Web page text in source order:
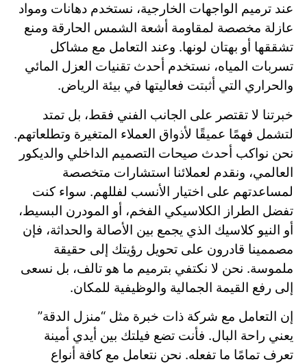
عند ترميم الواجهات الخارجية، نستخدم دهانات ومواد
عازلة مخصصة لمقاومة أشعة الشمس الحارقة ومنع
تشققها أو بهتان لونها. وعند التعامل مع مشاكل
تسربات المياه، نستخدم أحدث تقنيات العزل المائي
والحراري التي أثبتت فعاليتها في بيئة الرياض.
خبرتنا لا تقتصر على الجانب الفني فقط، بل تمتد
لتشمل فهمًا عميقًا لأذواق العملاء المتغيرة وتطلعاتهم.
نحن نواكب أحدث صيحات التصميم الداخلي والديكور
العالمي، ونقدم لعملائنا استشارات متخصصة
لمساعدتهم على اختيار الأنسب لفللهم. سواء كنت
تفضل الطراز الكلاسيكي الفخم، أو المودرن البسيط،
أو النيو كلاسيك الذي يجمع بين الأصالة والحداثة، فإن
مصممينا قادرون على تحويل رؤيتك إلى حقيقة
ملموسة. نحن لا نكتفي بترميم ما هو تالف، بل نسعى
إلى رفع القيمة الجمالية والوظيفية للمكان.
إن التعامل مع شركة ذات خبرة مثل “منزل الدقة”
يعني راحة البال. فأنت تضع فيلتك بين أيدي أمينة
تعرف تمامًا ما تفعله. نحن نتعامل مع كافة أنواع